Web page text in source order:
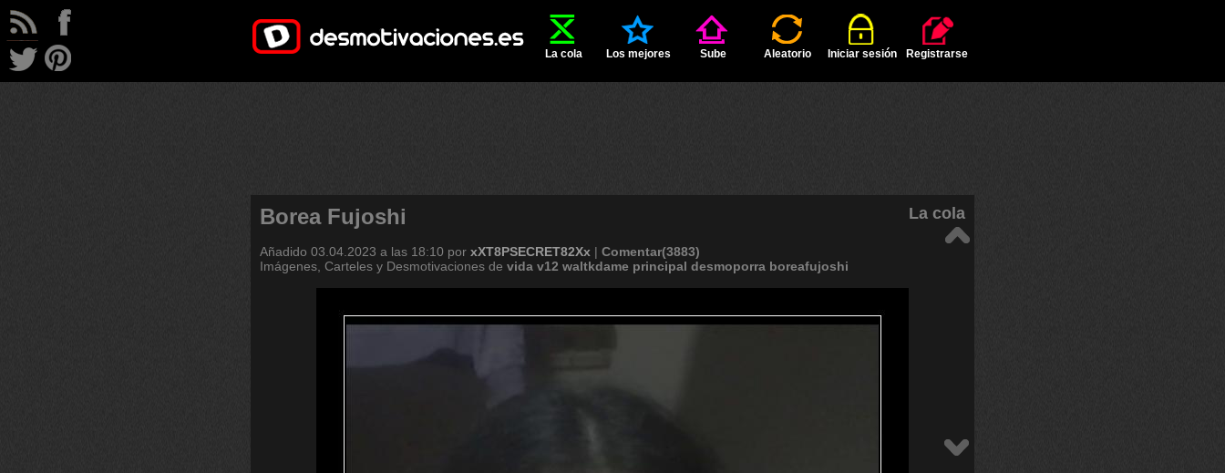
La cola Los mejores Sube Aleatorio Iniciar sesión Registrarse
Borea Fujoshi La cola
Añadido 03.04.2023 a las 18:10 por xXT8PSECRET82Xx | Comentar(3883)
Imágenes, Carteles y Desmotivaciones de vida v12 waltkdame principal desmoporra boreafujoshi